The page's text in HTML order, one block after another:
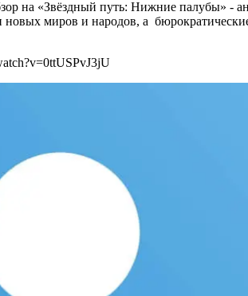
на «Звёздный путь: Нижние палубы» -
новых миров и народов, а